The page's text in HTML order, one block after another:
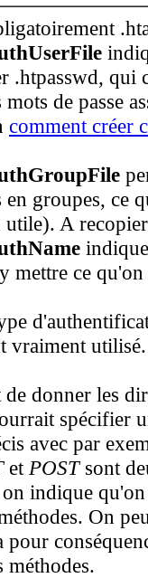
.htpasswd, qui
de passe
comment créer
groupes, ce
A
mettre ce
vraiment
de donner les
spécifier
avec par
et POSTsont
indique
On
méthodes.